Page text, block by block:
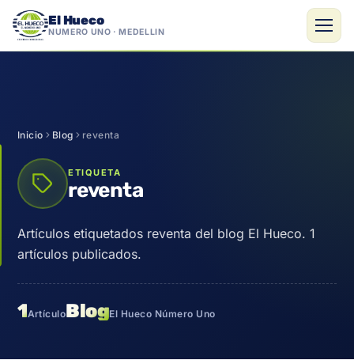
El Hueco
NÚMERO UNO · MEDELLÍN
Inicio Blog reventa
ETIQUETA
reventa
Artículos etiquetados reventa del blog El Hueco. 1
artículos publicados.
1ArtículoBlogEl Hueco Número Uno